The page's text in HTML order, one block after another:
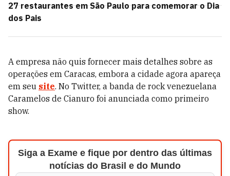
27 restaurantes em São Paulo para comemorar o Dia
dos Pais
A empresa não quis fornecer mais detalhes sobre as
operações em Caracas, embora a cidade agora apareça
em seu site. No Twitter, a banda de rock venezuelana
Caramelos de Cianuro foi anunciada como primeiro
show.
Siga a Exame e fique por dentro das últimas
notícias do Brasil e do Mundo